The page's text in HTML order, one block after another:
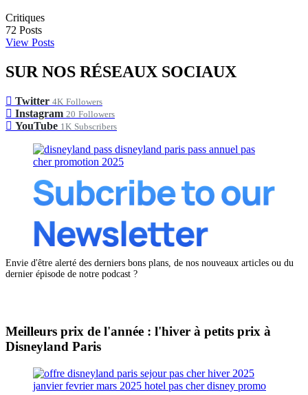
Critiques
72 Posts
View Posts
SUR NOS RÉSEAUX SOCIAUX
Twitter 4K Followers
Instagram 20 Followers
YouTube 1K Subscribers
Envie d'être alerté des derniers bons plans, de nos nouveaux articles ou du
dernier épisode de notre podcast ?
Meilleurs prix de l'année : l'hiver à petits prix à
Disneyland Paris